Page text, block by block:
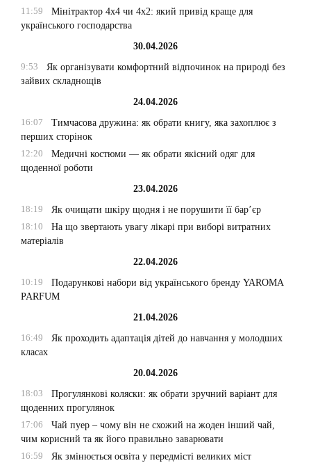
11:59
Мінітрактор 4х4 чи 4х2: який привід краще для
українського господарства
30.04.2026
9:53
Як організувати комфортний відпочинок на природі без
зайвих складнощів
24.04.2026
16:07
Тимчасова дружина: як обрати книгу, яка захоплює з
перших сторінок
12:20
Медичні костюми — як обрати якісний одяг для
щоденної роботи
23.04.2026
18:19
Як очищати шкіру щодня і не порушити її бар’єр
18:10
На що звертають увагу лікарі при виборі витратних
матеріалів
22.04.2026
10:19
Подарункові набори від українського бренду YAROMA
PARFUM
21.04.2026
16:49
Як проходить адаптація дітей до навчання у молодших
класах
20.04.2026
18:03
Прогулянкові коляски: як обрати зручний варіант для
щоденних прогулянок
17:06
Чай пуер – чому він не схожий на жоден інший чай,
чим корисний та як його правильно заварювати
16:59
Як змінюється освіта у передмісті великих міст